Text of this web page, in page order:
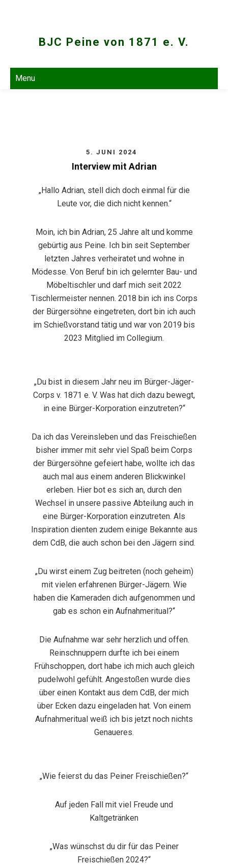
BJC Peine von 1871 e. V.
Menu
5. JUNI 2024
Interview mit Adrian
„Hallo Adrian, stell dich doch einmal für die
Leute vor, die dich nicht kennen.“
Moin, ich bin Adrian, 25 Jahre alt und komme
gebürtig aus Peine. Ich bin seit September
letzten Jahres verheiratet und wohne in
Mödesse. Von Beruf bin ich gelernter Bau- und
Möbeltischler und darf mich seit 2022
Tischlermeister nennen. 2018 bin ich ins Corps
der Bürgersöhne eingetreten, dort bin ich auch
im Schießvorstand tätig und war von 2019 bis
2023 Mitglied im Collegium.
„Du bist in diesem Jahr neu im Bürger-Jäger-
Corps v. 1871 e. V. Was hat dich dazu bewegt,
in eine Bürger-Korporation einzutreten?“
Da ich das Vereinsleben und das Freischießen
bisher immer mit sehr viel Spaß beim Corps
der Bürgersöhne gefeiert habe, wollte ich das
auch mal aus einem anderen Blickwinkel
erleben. Hier bot es sich an, durch den
Wechsel in unsere passive Abteilung auch in
eine Bürger-Korporation einzutreten. Als
Inspiration dienten zudem einige Bekannte aus
dem CdB, die auch schon bei den Jägern sind.
„Du wirst einem Zug beitreten (noch geheim)
mit vielen erfahrenen Bürger-Jägern. Wie
haben die Kameraden dich aufgenommen und
gab es schon ein Aufnahmeritual?“
Die Aufnahme war sehr herzlich und offen.
Reinschnuppern durfte ich bei einem
Frühschoppen, dort habe ich mich auch gleich
pudelwohl gefühlt. Angestoßen wurde dies
über einen Kontakt aus dem CdB, der mich
über Ecken dazu eingeladen hat. Von einem
Aufnahmeritual weiß ich bis jetzt noch nichts
Genaueres.
„Wie feierst du das Peiner Freischießen?“
Auf jeden Fall mit viel Freude und
Kaltgetränken
„Was wünschst du dir für das Peiner
Freischießen 2024?“